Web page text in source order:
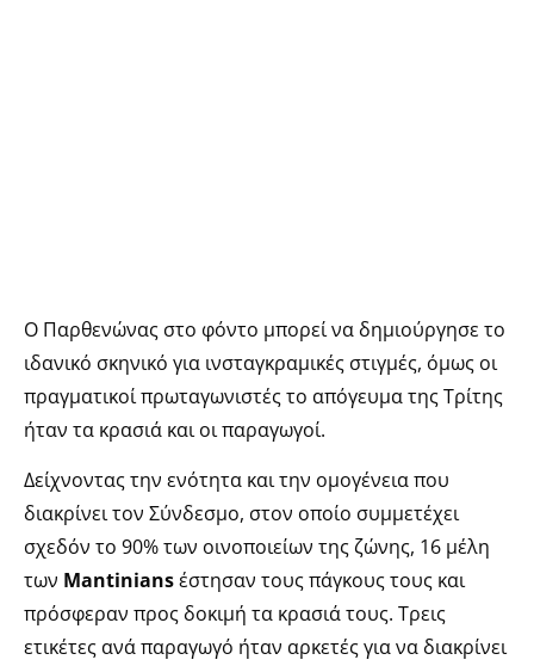
Ο Παρθενώνας στο φόντο μπορεί να δημιούργησε το
ιδανικό σκηνικό για ινσταγκραμικές στιγμές, όμως οι
πραγματικοί πρωταγωνιστές το απόγευμα της Τρίτης
ήταν τα κρασιά και οι παραγωγοί.
Δείχνοντας την ενότητα και την ομογένεια που
διακρίνει τον Σύνδεσμο, στον οποίο συμμετέχει
σχεδόν το 90% των οινοποιείων της ζώνης, 16 μέλη
των Mantiniansέστησαν τους πάγκους τους και
πρόσφεραν προς δοκιμή τα κρασιά τους. Τρεις
ετικέτες ανά παραγωγό ήταν αρκετές για να διακρίνει